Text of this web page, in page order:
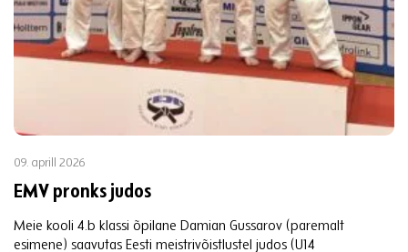
09. aprill 2026
EMV pronks judos
Meie kooli 4.b klassi õpilane Damian Gussarov (paremalt
esimene) saavutas Eesti meistrivõistlustel judos (U14